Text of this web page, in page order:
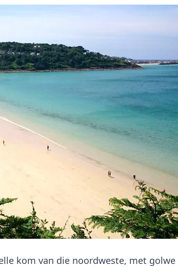
kom van die noordweste, met golwe